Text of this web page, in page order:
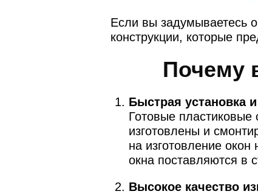
Если вы задумываетесь
конструкции, которые
Почему
Быстрая установка
Готовые пластиковые
изготовлены и
на изготовление
окна поставляются в
Высокое качество